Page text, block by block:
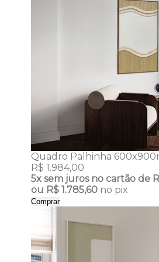
Quadro Palhinha
R$ 1.984,00
5x sem juros no cartão de
ou R$ 1.785,60 no pix
Comprar